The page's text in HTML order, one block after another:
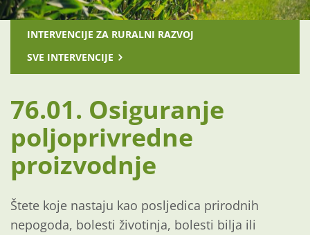
INTERVENCIJE ZA RURALNI RAZVOJ
SVE INTERVENCIJE
76.01. Osiguranje
poljoprivredne
proizvodnje
Štete koje nastaju kao posljedica prirodnih
nepogoda, bolesti životinja, bolesti bilja ili